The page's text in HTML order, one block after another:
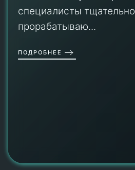
специалисты тщательно
прорабатываю...
ПОДРОБНЕЕ